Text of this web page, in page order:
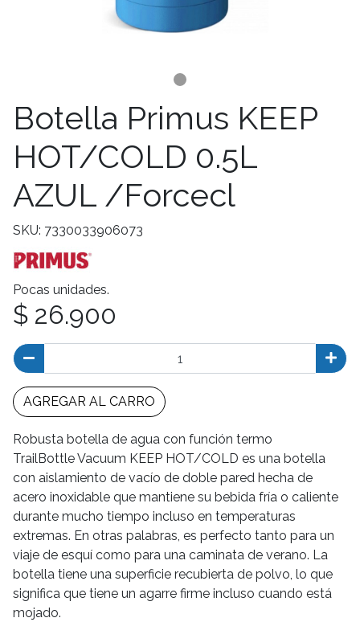
Botella Primus KEEP
HOT/COLD 0.5L
AZUL /Forcecl
SKU: 7330033906073
Pocas unidades.
$ 26.900
AGREGAR AL CARRO
Robusta botella de agua con función termo
TrailBottle Vacuum KEEP HOT/COLD es una botella
con aislamiento de vacío de doble pared hecha de
acero inoxidable que mantiene su bebida fría o caliente
durante mucho tiempo incluso en temperaturas
extremas. En otras palabras, es perfecto tanto para un
viaje de esquí como para una caminata de verano. La
botella tiene una superficie recubierta de polvo, lo que
significa que tiene un agarre firme incluso cuando está
mojado.